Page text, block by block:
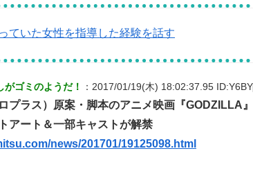
ていた女性を指導した経験を話す
がゴミのようだ！ ：2017/01/19(木) 18:02:37.95
プラス）原案・脚本のアニメ映画『GODZILLA』
アート＆一部キャストが解禁
news/201701/19125098.html